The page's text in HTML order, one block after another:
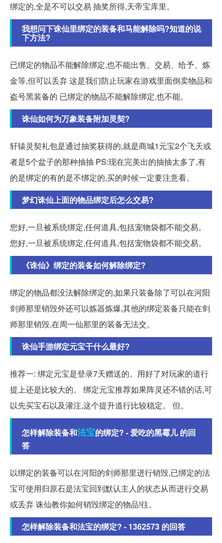
绑定的,全是不可以交易 抽奖所得,天帝宝库里。
我想问下诛仙里绑定的装备和马能解除吗?知道的说
下方法?
已绑定的物品不能解除绑定,也不能出售、交易、给予、炼
金等,但可以丢弃 这是我们防止玩家在游戏里面倒卖物品和
盗号黑装备的 已绑定的物品不能解除绑定,也不能。
诛仙如何为万象装备附加灵契?
轩辕灵契礼包是通过抽奖获得的,就是商城1元宝2个飞天或
者是5个盆子的那种抽抽 PS:现在完美出的抽抽太多了,有
的是绑定的有的是不绑定的,买的时候一定要注意看。
梦幻诛仙上面的物品绑定后怎么交易?
您好,一旦被系统绑定,任何道具,包括宠物袋都不能交易。
您好,一旦被系统绑定,任何道具,包括宠物袋都不能交易。
《诛仙》绑定的装备如何解除绑定?
绑定的物品都没法解除绑定的,如果只装备除了可以在河阳
剑师那里销毁外还可以炼器炼爆,其他的绑定装备只能在剑
师那里销毁,在周一仙那里的装备无法交。
诛仙手游绑定元宝干什么最好?
推荐一: 绑定元宝是登录7天赠送的。用好了对玩家的道行
提上还是比较大的。 绑定元宝推荐如果阵灵还不错的话,可
以先买宝石以及灌注,这个提升道行比较稳定。 但。
怎样解除装备和法宝的绑定? - 爱吃的黑霉儿 的回
答
以绑定的装备可以在河阳的剑师那里进行销毁,已绑定的法
宝可使用归原石是法宝回到默认主人的状态从而进行交易
或丢弃 诛仙教你如何销毁绑定的物品!往。
怎样解除装备和法宝的绑定? - 1362573 的回答